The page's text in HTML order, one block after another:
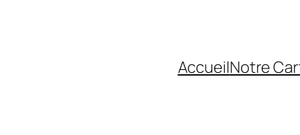
AccueilNotre